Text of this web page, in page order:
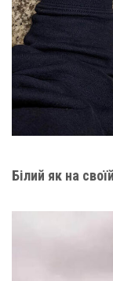
Білий як на